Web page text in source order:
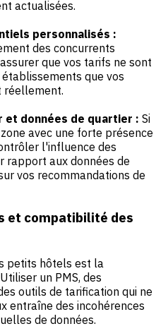
actualisées.
personnalisés :
des concurrents
que vos tarifs ne sont
que vos
réellement.
et données de quartier : Si
avec une forte présence
l'influence des
rapport aux données de
vos recommandations de
et compatibilité des
petits hôtels est la
un PMS, des
outils de tarification qui ne
entraîne des incohérences
de données.